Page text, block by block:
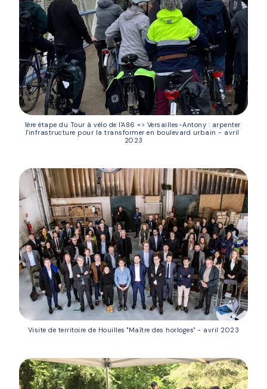
1ère étape du Tour à vélo de l'A86 => Versailles-Antony : arpenter
l'infrastructure pour la transformer en boulevard urbain - avril
2023
Visite de territoire de Houilles "Maître des horloges" - avril 2023